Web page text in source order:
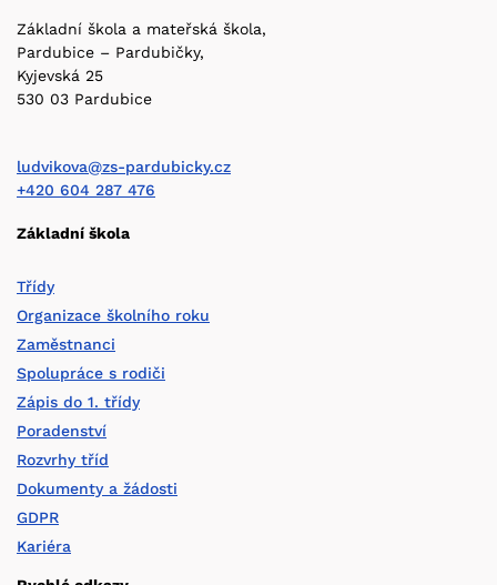
Základní škola a mateřská škola,
Pardubice – Pardubičky,
Kyjevská 25
530 03 Pardubice
ludvikova@zs-pardubicky.cz
+420 604 287 476
Základní škola
Třídy
Organizace školního roku
Zaměstnanci
Spolupráce s rodiči
Zápis do 1. třídy
Poradenství
Rozvrhy tříd
Dokumenty a žádosti
GDPR
Kariéra